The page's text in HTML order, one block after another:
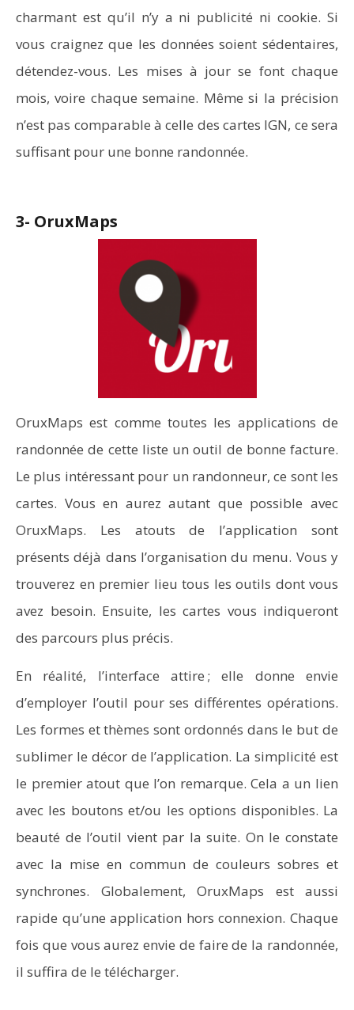
charmant est qu’il n’y a ni publicité ni cookie. Si
vous craignez que les données soient sédentaires,
détendez-vous. Les mises à jour se font chaque
mois, voire chaque semaine. Même si la précision
n’est pas comparable à celle des cartes IGN, ce sera
suffisant pour une bonne randonnée.
3- OruxMaps
OruxMaps est comme toutes les applications de
randonnée de cette liste un outil de bonne facture.
Le plus intéressant pour un randonneur, ce sont les
cartes. Vous en aurez autant que possible avec
OruxMaps. Les atouts de l’application sont
présents déjà dans l’organisation du menu. Vous y
trouverez en premier lieu tous les outils dont vous
avez besoin. Ensuite, les cartes vous indiqueront
des parcours plus précis.
En réalité, l’interface attire ; elle donne envie
d’employer l’outil pour ses différentes opérations.
Les formes et thèmes sont ordonnés dans le but de
sublimer le décor de l’application. La simplicité est
le premier atout que l’on remarque. Cela a un lien
avec les boutons et/ou les options disponibles. La
beauté de l’outil vient par la suite. On le constate
avec la mise en commun de couleurs sobres et
synchrones. Globalement, OruxMaps est aussi
rapide qu’une application hors connexion. Chaque
fois que vous aurez envie de faire de la randonnée,
il suffira de le télécharger.